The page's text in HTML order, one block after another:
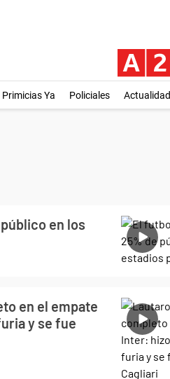
Primicias Ya Policiales Actualidad
en los
en el empate
y se fue